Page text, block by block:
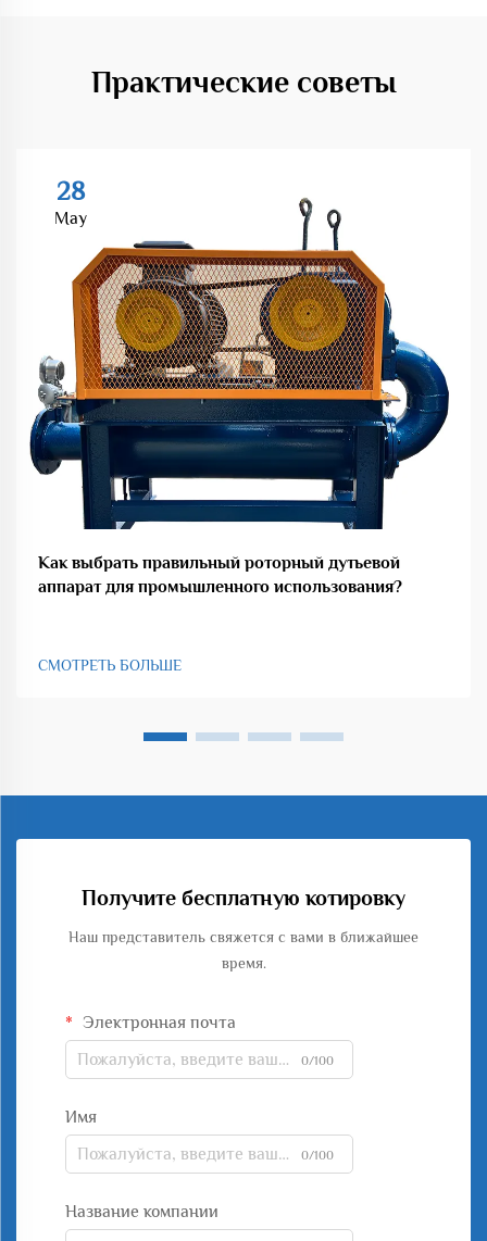
Практические советы
28
May
Как выбрать правильный роторный дутьевой
аппарат для промышленного использования?
СМОТРЕТЬ БОЛЬШЕ
Получите бесплатную котировку
Наш представитель свяжется с вами в ближайшее
время.
Электронная почта
0/100
Имя
0/100
Название компании